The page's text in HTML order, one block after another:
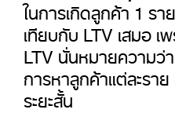
ในการเกิดลูกค้า 1 ร
เทียบกับ LTV เสมอ เ
LTV นั่นหมายความว่
การหาลูกค้าแต่ละรา
ระยะสั้น